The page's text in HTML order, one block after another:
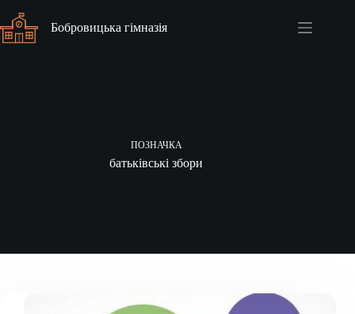
вмісту
Бобровицька гімназія
ПОЗНАЧКА
батьківські збори